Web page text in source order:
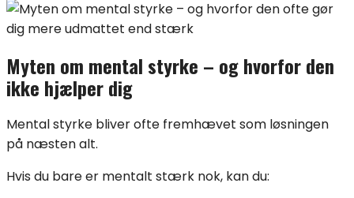
Myten om mental styrke – og hvorfor den
ikke hjælper dig
Mental styrke bliver ofte fremhævet som løsningen
på næsten alt.
Hvis du bare er mentalt stærk nok, kan du: